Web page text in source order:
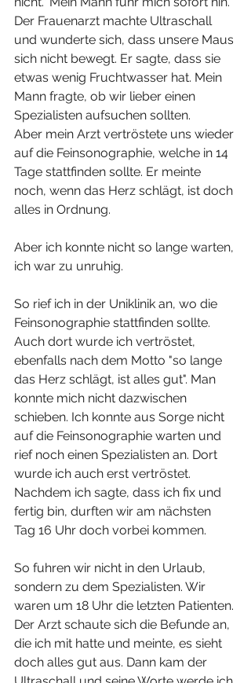
Der Frauenarzt machte Ultraschall
und wunderte sich, dass unsere Maus
sich nicht bewegt. Er sagte, dass sie
etwas wenig Fruchtwasser hat. Mein
Mann fragte, ob wir lieber einen
Spezialisten aufsuchen sollten.
Aber mein Arzt vertröstete uns wieder
auf die Feinsonographie, welche in 14
Tage stattfinden sollte. Er meinte
noch, wenn das Herz schlägt, ist doch
alles in Ordnung.
Aber ich konnte nicht so lange warten,
ich war zu unruhig.
So rief ich in der Uniklinik an, wo die
Feinsonographie stattfinden sollte.
Auch dort wurde ich vertröstet,
ebenfalls nach dem Motto "so lange
das Herz schlägt, ist alles gut". Man
konnte mich nicht dazwischen
schieben. Ich konnte aus Sorge nicht
auf die Feinsonographie warten und
rief noch einen Spezialisten an. Dort
wurde ich auch erst vertröstet.
Nachdem ich sagte, dass ich fix und
fertig bin, durften wir am nächsten
Tag 16 Uhr doch vorbei kommen.
So fuhren wir nicht in den Urlaub,
sondern zu dem Spezialisten. Wir
waren um 18 Uhr die letzten Patienten.
Der Arzt schaute sich die Befunde an,
die ich mit hatte und meinte, es sieht
doch alles gut aus. Dann kam der